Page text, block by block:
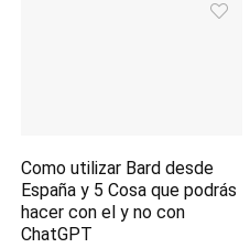
Como utilizar Bard desde
España y 5 Cosa que podrás
hacer con el y no con
ChatGPT